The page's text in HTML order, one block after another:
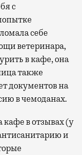
с
себе
ветеринара,
в кафе, она
также
документов на
в чемоданах.
в отзывах (у
и